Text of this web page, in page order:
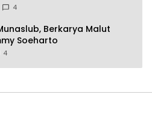
4
Berkarya Malut
Soeharto
4